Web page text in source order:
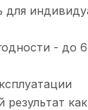
для
- до